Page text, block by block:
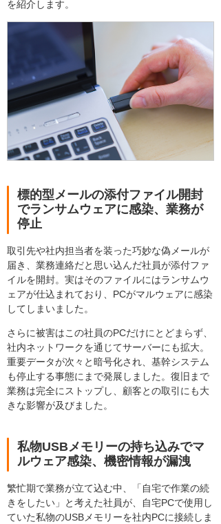
を紹介します。
標的型メールの添付ファイル開封
でランサムウェアに感染、業務が
停止
取引先や社内担当者を装った巧妙な偽メールが
届き、業務連絡だと思い込んだ社員が添付ファ
イルを開封。実はそのファイルにはランサムウ
ェアが仕込まれており、PCがマルウェアに感染
してしまいました。
さらに被害はこの社員のPCだけにとどまらず、
社内ネットワークを通じてサーバーにも拡大。
重要データが次々と暗号化され、基幹システム
も停止する事態にまで発展しました。復旧まで
業務は完全にストップし、顧客との取引にも大
きな影響が及びました。
私物USBメモリーの持ち込みでマ
ルウェア感染、機密情報が漏洩
繁忙期で業務が立て込む中、「自宅で作業の続
きをしたい」と考えた社員が、自宅PCで使用し
ていた私物のUSBメモリーを社内PCに接続しま